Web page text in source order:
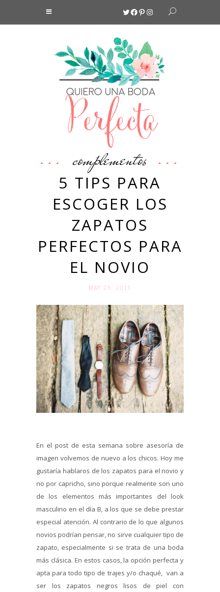
Twitter
Facebook
Pinterest
Instagram
complementos
5 TIPS PARA
ESCOGER LOS
ZAPATOS
PERFECTOS PARA
EL NOVIO
MAY 29. 2015
En el post de esta semana sobre asesoría de
imagen volvemos de nuevo a los chicos. Hoy me
gustaría hablaros de los zapatos para el novio y
no por capricho, sino porque realmente son uno
de los elementos más importantes del look
masculino en el día B, a los que se debe prestar
especial atención. Al contrario de lo que algunos
novios podrían pensar, no sirve cualquier tipo de
zapato, especialmente si se trata de una boda
más clásica. En estos casos, la opción perfecta y
apta para todo tipo de trajes y/o chaqué, van a
ser los zapatos negros lisos de piel con